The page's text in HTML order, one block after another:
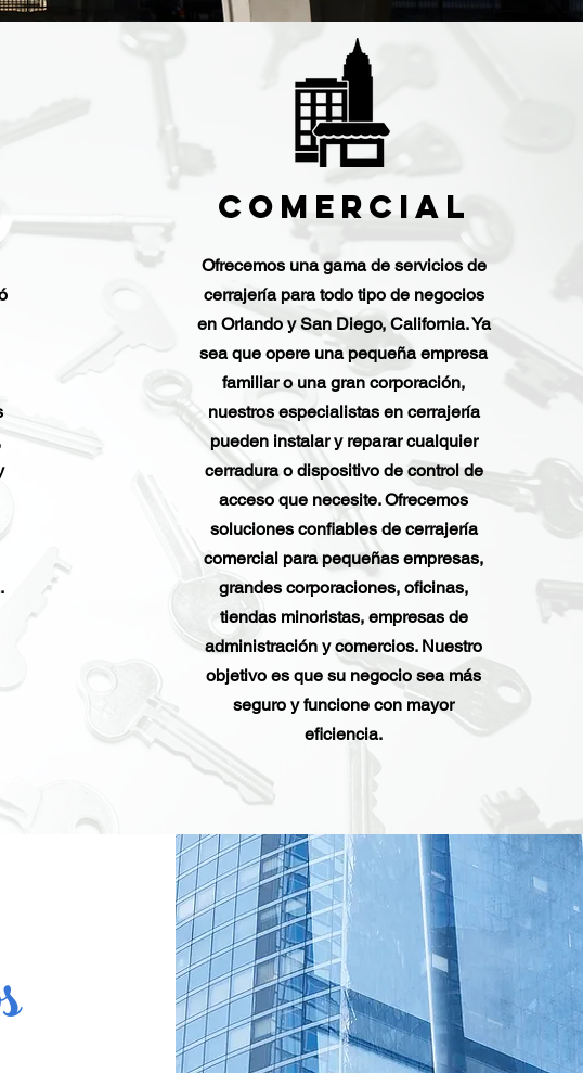
Comercial
Ofrecemos una gama de servicios de
cerrajería para todo tipo de negocios
en Orlando y San Diego, California. Ya
sea que opere una pequeña empresa
familiar o una gran corporación,
nuestros especialistas en cerrajería
pueden instalar y reparar cualquier
cerradura o dispositivo de control de
acceso que necesite. Ofrecemos
soluciones confiables de cerrajería
comercial para pequeñas empresas,
grandes corporaciones, oficinas,
tiendas minoristas, empresas de
administración y comercios. Nuestro
objetivo es que su negocio sea más
seguro y funcione con mayor
eficiencia.